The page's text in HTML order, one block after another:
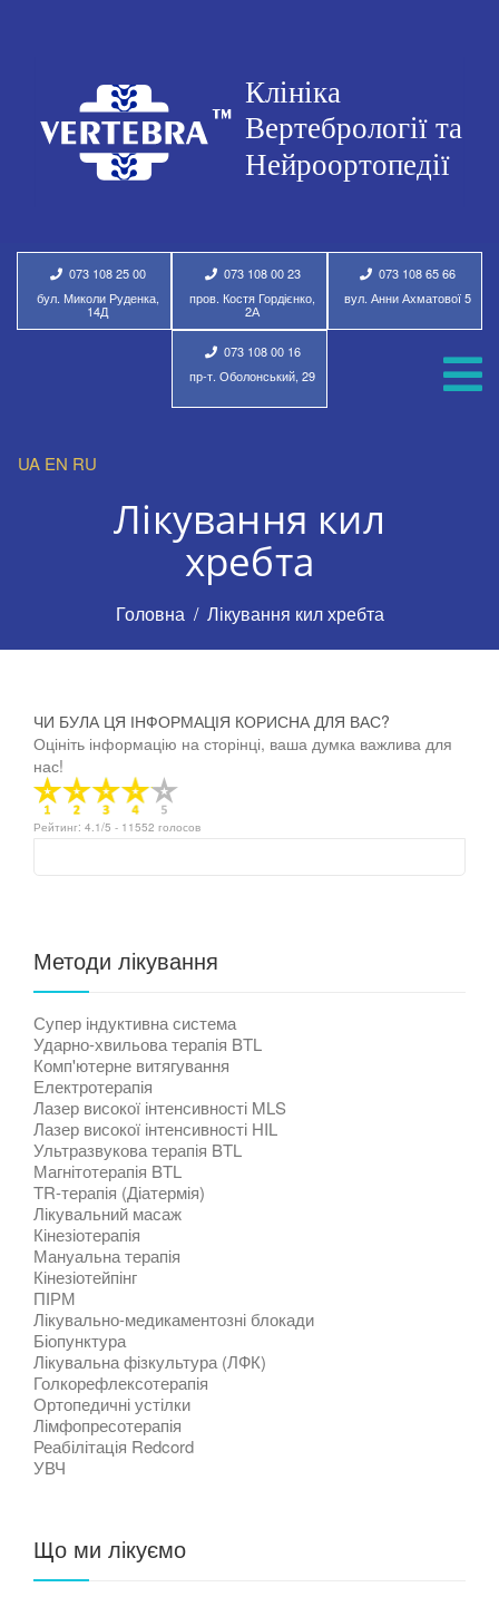
073 108 25 00
бул. Миколи Руденка,
14Д
073 108 00 23
пров. Костя Гордієнко,
2А
073 108 65 66
вул. Анни Ахматової 5
073 108 00 16
пр-т. Оболонський, 29
UA EN RU
Лікування кил
хребта
Головна Лікування кил хребта
ЧИ БУЛА ЦЯ ІНФОРМАЦІЯ КОРИСНА ДЛЯ ВАС?
Оцініть інформацію на сторінці, ваша думка важлива для
нас!
Рейтинг: 4.1/5 - 11552 голосов
Методи лікування
Супер індуктивна система
Ударно-хвильова терапія BTL
Комп'ютерне витягування
Електротерапія
Лазер високої інтенсивності MLS
Лазер високої інтенсивності HIL
Ультразвукова терапія BTL
Магнітотерапія BTL
TR-терапія (Діатермія)
Лікувальний масаж
Кінезіотерапія
Мануальна терапія
Кінезіотейпінг
ПІРМ
Лікувально-медикаментозні блокади
Біопунктура
Лікувальна фізкультура (ЛФК)
Голкорефлексотерапія
Ортопедичні устілки
Лімфопресотерапія
Реабілітація Redcord
УВЧ
Що ми лікуємо